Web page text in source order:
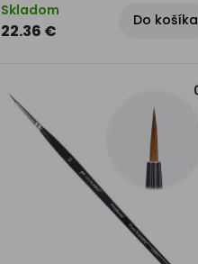
Skladom
22.36 €
Do košíka